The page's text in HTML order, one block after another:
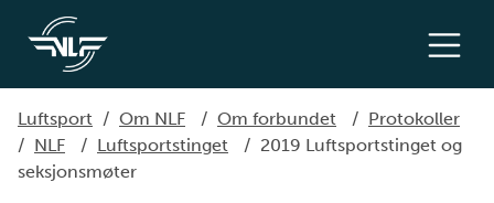
Luftsport / Om NLF / Om forbundet / Protokoller
/ NLF / Luftsportstinget / 2019 Luftsportstinget og
seksjonsmøter